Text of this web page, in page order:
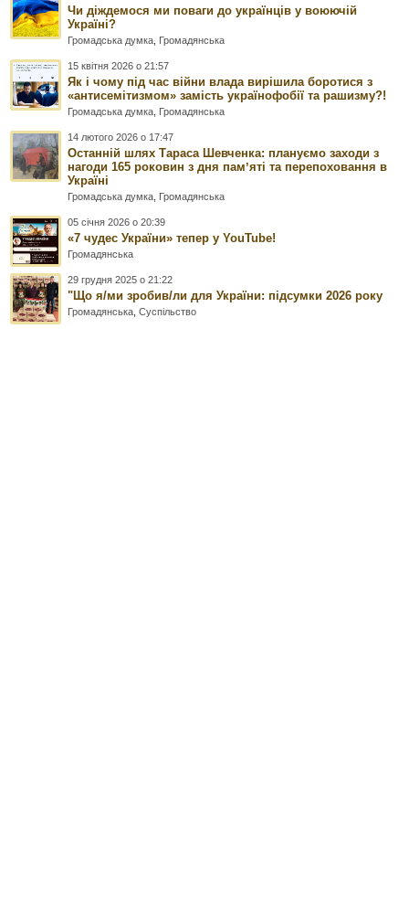
Чи діждемося ми поваги до українців у воюючій
Україні?
Громадська думка Громадянська
15 квітня 2026 о 21:57
Як і чому під час війни влада вирішила боротися з
«антисемітизмом» замість українофобії та рашизму?!
Громадська думка Громадянська
14 лютого 2026 о 17:47
Останній шлях Тараса Шевченка: плануємо заходи з
нагоди 165 роковин з дня памʼяті та перепоховання в
Україні
Громадська думка Громадянська
05 січня 2026 о 20:39
«7 чудес України» тепер у YouTube!
Громадянська
29 грудня 2025 о 21:22
"Що я/ми зробив/ли для України: підсумки 2026 року
Громадянська ,Суспільство